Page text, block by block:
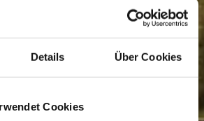
Details Über Cookies
Cookies